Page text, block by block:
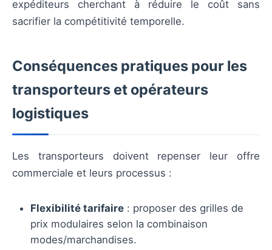
expéditeurs cherchant à réduire le coût sans
sacrifier la compétitivité temporelle.
Conséquences pratiques pour les
transporteurs et opérateurs
logistiques
Les transporteurs doivent repenser leur offre
commerciale et leurs processus :
Flexibilité tarifaire : proposer des grilles de
prix modulaires selon la combinaison
modes/marchandises.